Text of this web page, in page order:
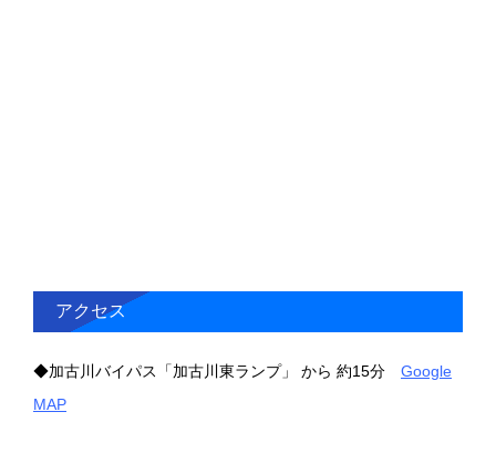
アクセス
◆加古川バイパス「加古川東ランプ」 から 約15分 Google
MAP